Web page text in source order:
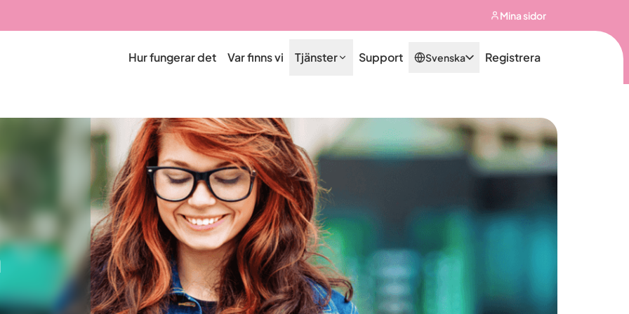
Mina sidor
Hur fungerar det Var finns vi Tjänster Support Svenska Registrera